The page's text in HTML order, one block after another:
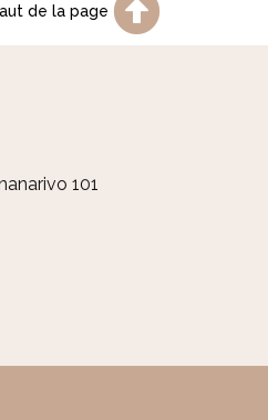
de la page
101